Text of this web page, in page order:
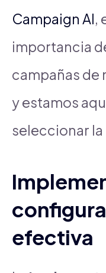
Campaign AI,
importancia
campañas de
y estamos
seleccionar
efectiva